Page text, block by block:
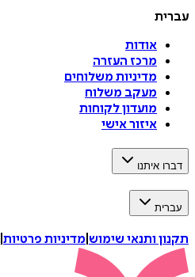
עברית
אודות
מרכז העזרה
מדיניות משלוחים
מעקב משלוח
מועדון לקוחות
איזור אישי
דברו איתנו
עברית
תקנון ותנאי שימוש מדיניות פרטיות